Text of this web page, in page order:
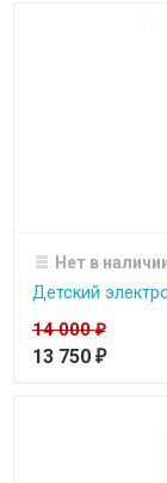
Нет в
Детский
14 000₽
13 750 ₽